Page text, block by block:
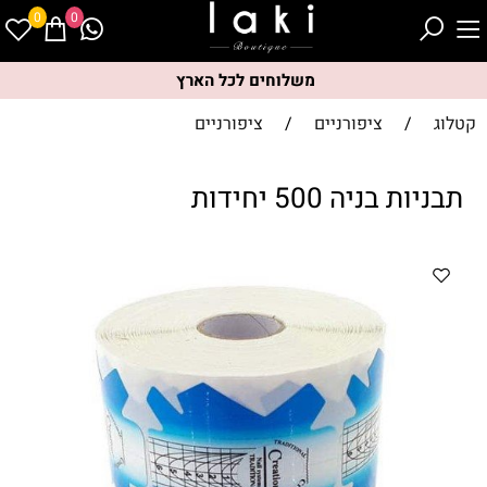
משלוחים לכל הארץ
0 0
קטלוג / ציפורניים / ציפורניים
תבניות בניה 500 יחידות